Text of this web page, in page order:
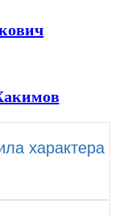
характера